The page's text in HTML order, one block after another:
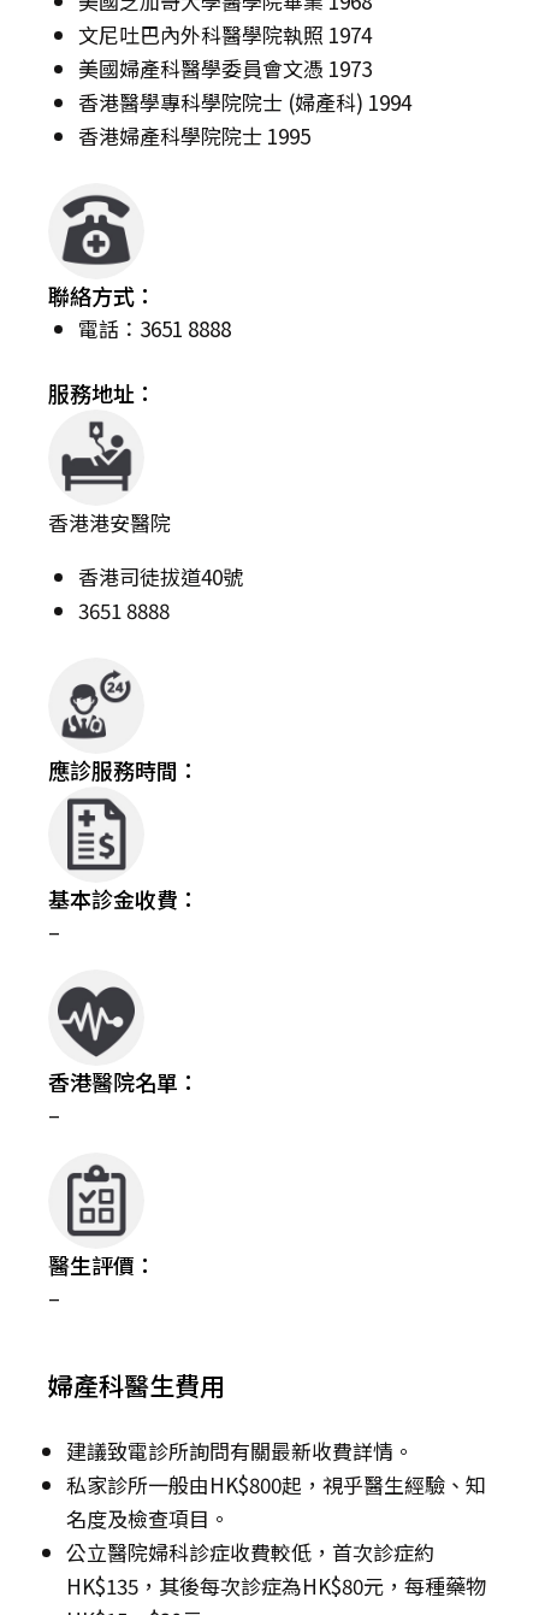
文尼吐巴內外科醫學院執照 1974
美國婦產科醫學委員會文憑 1973
香港醫學專科學院院士 (婦產科) 1994
香港婦產科學院院士 1995
聯絡方式：
電話：3651 8888
服務地址：
香港港安醫院
香港司徒拔道40號
3651 8888
應診服務時間：
基本診金收費：
–
香港醫院名單：
–
醫生評價：
–
婦產科醫生費用
建議致電診所詢問有關最新收費詳情。
私家診所一般由HK$800起，視乎醫生經驗、知
名度及檢查項目。
公立醫院婦科診症收費較低，首次診症約
HK$135，其後每次診症為HK$80元，每種藥物